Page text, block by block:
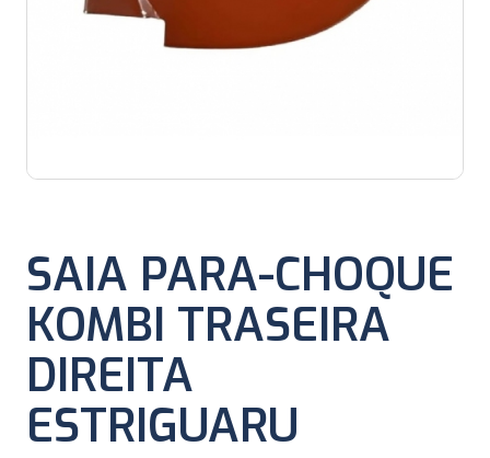
SAIA PARA-CHOQUE
KOMBI TRASEIRA
DIREITA
ESTRIGUARU